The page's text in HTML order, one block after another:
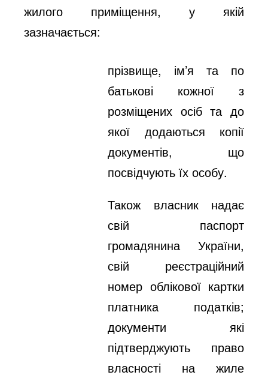
жилого приміщення, у якій
зазначається:
прізвище, ім’я та по
батькові кожної з
розміщених осіб та до
якої додаються копії
документів, що
посвідчують їх особу.
Також власник надає
свій паспорт
громадянина України,
свій реєстраційний
номер облікової картки
платника податків;
документи які
підтверджують право
власності на жиле